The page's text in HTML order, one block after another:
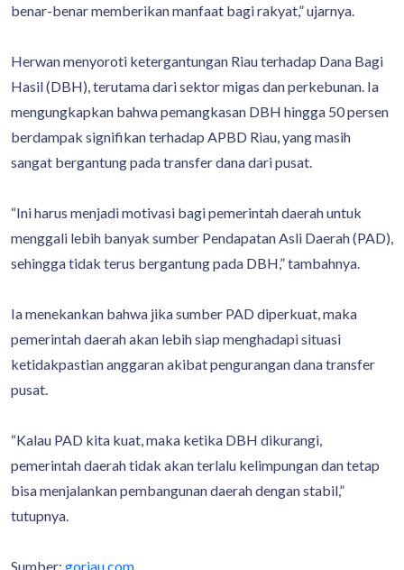
benar-benar memberikan manfaat bagi rakyat,” ujarnya.
Herwan menyoroti ketergantungan Riau terhadap Dana Bagi
Hasil (DBH), terutama dari sektor migas dan perkebunan. Ia
mengungkapkan bahwa pemangkasan DBH hingga 50 persen
berdampak signifikan terhadap APBD Riau, yang masih
sangat bergantung pada transfer dana dari pusat.
“Ini harus menjadi motivasi bagi pemerintah daerah untuk
menggali lebih banyak sumber Pendapatan Asli Daerah (PAD),
sehingga tidak terus bergantung pada DBH,” tambahnya.
Ia menekankan bahwa jika sumber PAD diperkuat, maka
pemerintah daerah akan lebih siap menghadapi situasi
ketidakpastian anggaran akibat pengurangan dana transfer
pusat.
“Kalau PAD kita kuat, maka ketika DBH dikurangi,
pemerintah daerah tidak akan terlalu kelimpungan dan tetap
bisa menjalankan pembangunan daerah dengan stabil,”
tutupnya.
Sumber: goriau.com